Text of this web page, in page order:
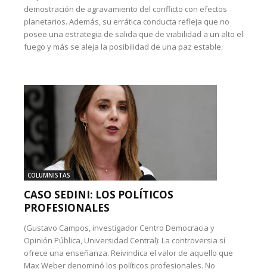
demostración de agravamiento del conflicto con efectos
planetarios. Además, su errática conducta refleja que no
posee una estrategia de salida que de viabilidad a un alto el
fuego y más se aleja la posibilidad de una paz estable.
COLUMNISTAS
CASO SEDINI: LOS POLÍTICOS
PROFESIONALES
(Gustavo Campos, investigador Centro Democracia y
Opinión Pública, Universidad Central): La controversia sí
ofrece una enseñanza. Reivindica el valor de aquello que
Max Weber denominó los políticos profesionales. No